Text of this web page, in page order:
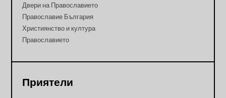
Двери на Православието
Православие България
Християнство и култура
Православието
Приятели